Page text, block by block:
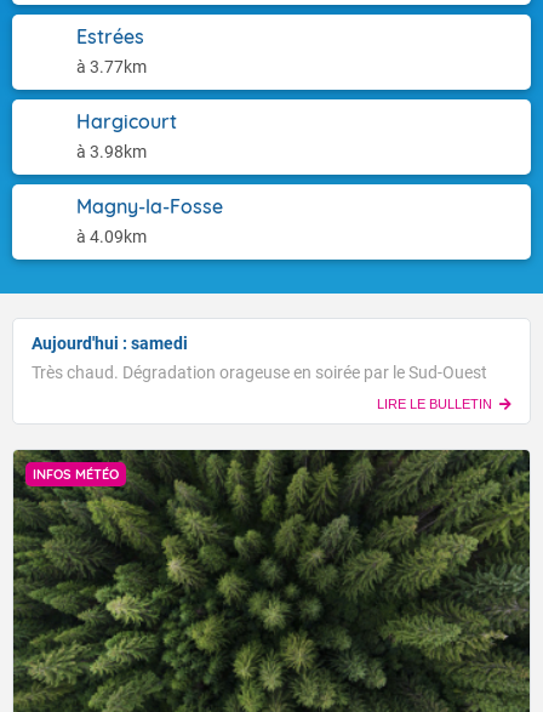
Estrées
à 3.77km
Hargicourt
à 3.98km
Magny-la-Fosse
à 4.09km
Aujourd'hui : samedi
Très chaud. Dégradation orageuse en soirée par le Sud-Ouest
LIRE LE BULLETIN
INFOS MÉTÉO